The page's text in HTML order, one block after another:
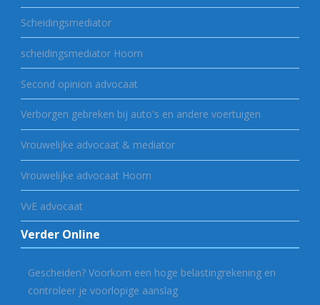
Scheidingsmediator
scheidingsmediator Hoorn
Second opinion advocaat
Verborgen gebreken bij auto's en andere voertuigen
Vrouwelijke advocaat & mediator
Vrouwelijke advocaat Hoorn
VvE advocaat
Verder Online
Gescheiden? Voorkom een hoge belastingrekening en
controleer je voorlopige aanslag